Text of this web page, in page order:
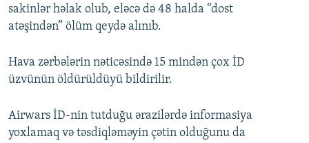
sakinlər həlak olub, eləcə də 48 halda “dost
atəşindən” ölüm qeydə alınıb.
Hava zərbələrin nəticəsində 15 mindən çox İD
üzvünün öldürüldüyü bildirilir.
Airwars İD-nin tutduğu ərazilərdə informasiya
yoxlamaq və təsdiqləməyin çətin olduğunu da